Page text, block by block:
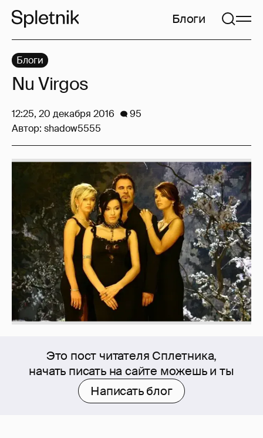
Блоги
Это пост читателя Сплетника,
начать писать на сайте можешь и ты
Написать блог
Блоги
Nu Virgos
12:25, 20 декабря 2016
95
Автор: shadow5555